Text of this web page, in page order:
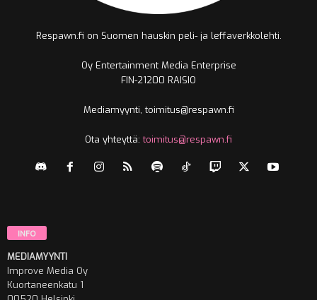
Respawn.fi on Suomen hauskin peli- ja leffaverkkolehti.
Oy Entertainment Media Enterprise
FIN-21200 RAISIO
Mediamyynti, toimitus@respawn.fi
Ota yhteyttä:toimitus@respawn.fi
INFO
MEDIAMYYNTI
Improve Media Oy
Kuortaneenkatu 1